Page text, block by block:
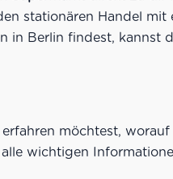
stationären Handel mit
in Berlin findest,
möchtest, worauf
wichtigen